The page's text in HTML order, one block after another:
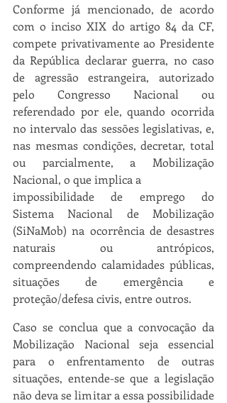
Conforme já mencionado, de acordo
com o inciso XIX do artigo 84 da CF,
compete privativamente ao Presidente
da República declarar guerra, no caso
de agressão estrangeira, autorizado
pelo Congresso Nacional ou
referendado por ele, quando ocorrida
no intervalo das sessões legislativas, e,
nas mesmas condições, decretar, total
ou parcialmente, a Mobilização
Nacional, o que implica a
impossibilidade de emprego do
Sistema Nacional de Mobilização
(SiNaMob) na ocorrência de desastres
naturais ou antrópicos,
compreendendo calamidades públicas,
situações de emergência e
proteção/defesa civis, entre outros.
Caso se conclua que a convocação da
Mobilização Nacional seja essencial
para o enfrentamento de outras
situações, entende-se que a legislação
não deva se limitar a essa possibilidade